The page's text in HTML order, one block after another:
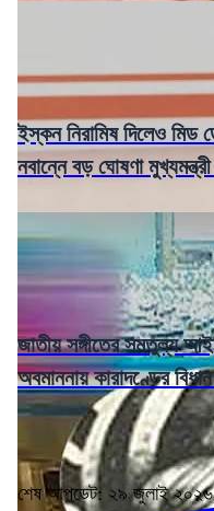
ইস্কন নিরামিষ দিলেও মিড
নবান্নে বড় ঘোষণা
জাতীয় সঙ্গীতের সমতুল্য
অবমাননায় কারাদণ্ডের
শেষ আপডেট: ২৯ জুলাই